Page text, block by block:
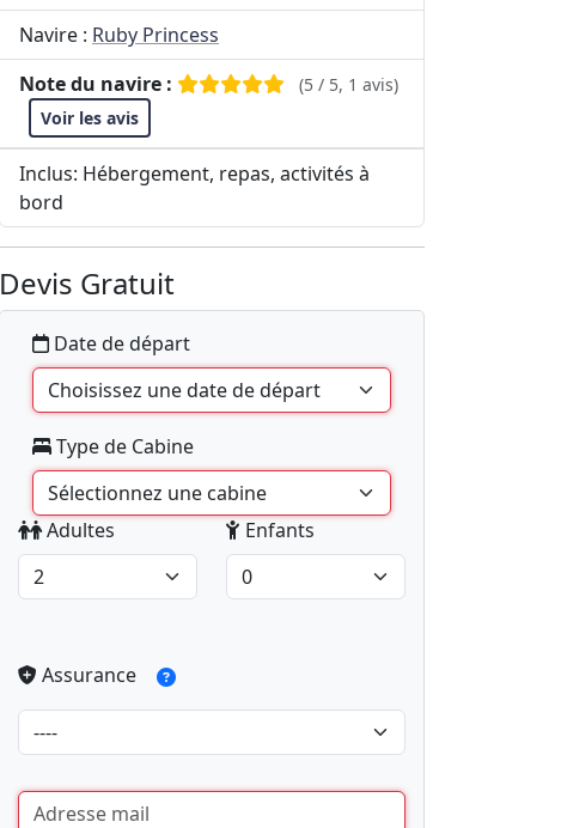
Navire : Ruby Princess
Note du navire :
(5 / 5, 1 avis)
Voir les avis
Inclus: Hébergement, repas, activités à
bord
Devis Gratuit
Date de départ
Type de Cabine
Adultes Enfants
Assurance